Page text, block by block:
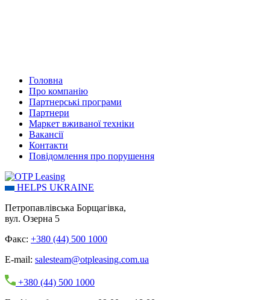
Головна
Про компанію
Партнерські програми
Партнери
Маркет вживаної техніки
Вакансії
Контакти
Повідомлення про порушення
HELPS UKRAINE
Петропавлівська Борщагівка,
вул. Озерна 5
Факс: +380 (44) 500 1000
E-mail: salesteam@otpleasing.com.ua
+380 (44) 500 1000